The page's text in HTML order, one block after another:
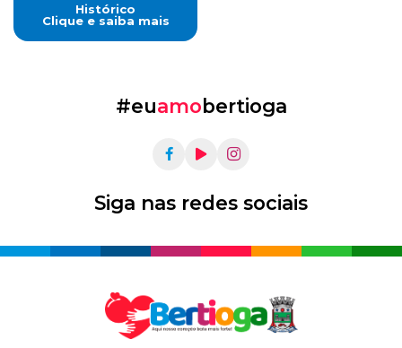
Histórico
Clique e saiba mais
#euamobertioga
Siga nas redes sociais